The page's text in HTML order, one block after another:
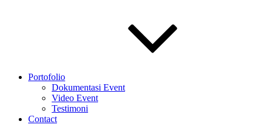
Portofolio
Dokumentasi Event
Video Event
Testimoni
Contact